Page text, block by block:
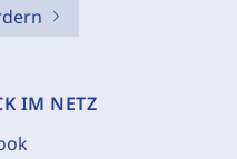
IM NETZ